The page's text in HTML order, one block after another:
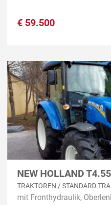
€ 59.500
NEW HOLLAND
TRAKTOREN / STANDARD
mit Fronthydraulik,